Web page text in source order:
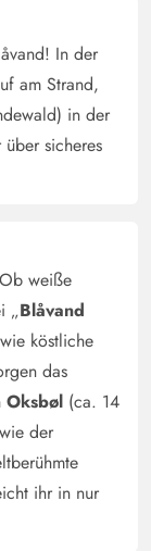
In der
am Strand,
in der
sicheres
weiße
„Blåvand
köstliche
das
Oksbøl (ca. 14
der
ihr in nur